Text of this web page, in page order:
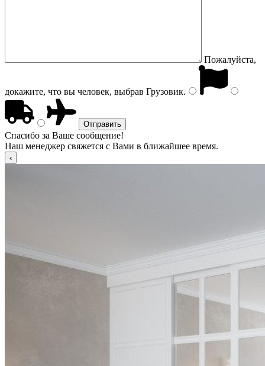
Пожалуйста,
докажите, что вы человек, выбрав Грузовик.
Спасибо за Ваше сообщение!
Наш менеджер свяжется с Вами в ближайшее время.